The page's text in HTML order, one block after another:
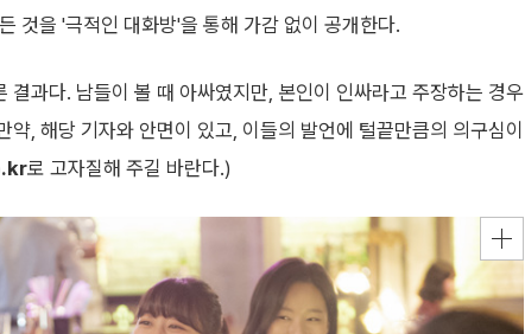
것을 '극적인 대화방'을 통해 가감 없이 공개한다.
과다. 남들이 볼 때 아싸였지만, 본인이 인싸라고 주장하는 경우
, 해당 기자와 안면이 있고, 이들의 발언에 털끝만큼의 의구심이
로 고자질해 주길 바란다.)